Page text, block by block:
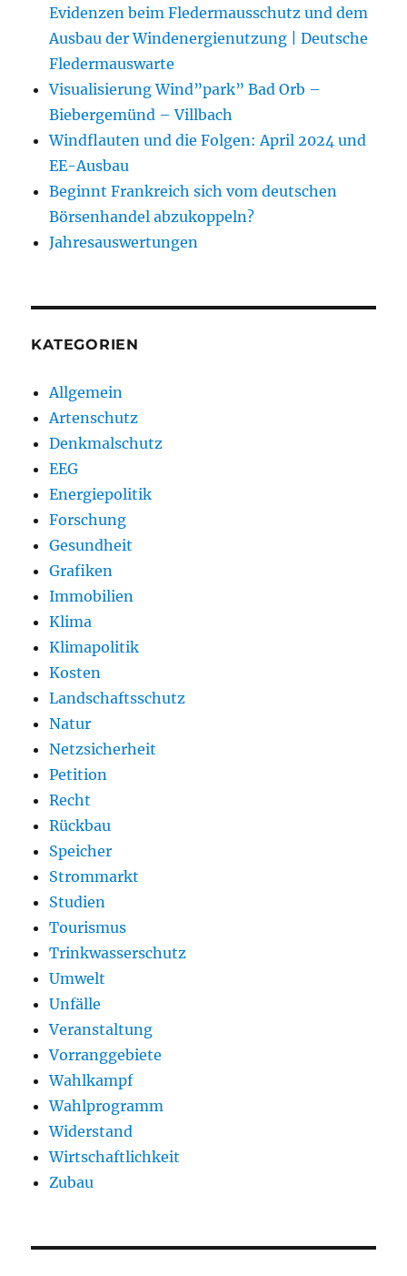
Evidenzen beim Fledermausschutz und dem
Ausbau der Windenergienutzung | Deutsche
Fledermauswarte
Visualisierung Wind”park” Bad Orb –
Biebergemünd – Villbach
Windflauten und die Folgen: April 2024 und
EE-Ausbau
Beginnt Frankreich sich vom deutschen
Börsenhandel abzukoppeln?
Jahresauswertungen
KATEGORIEN
Allgemein
Artenschutz
Denkmalschutz
EEG
Energiepolitik
Forschung
Gesundheit
Grafiken
Immobilien
Klima
Klimapolitik
Kosten
Landschaftsschutz
Natur
Netzsicherheit
Petition
Recht
Rückbau
Speicher
Strommarkt
Studien
Tourismus
Trinkwasserschutz
Umwelt
Unfälle
Veranstaltung
Vorranggebiete
Wahlkampf
Wahlprogramm
Widerstand
Wirtschaftlichkeit
Zubau